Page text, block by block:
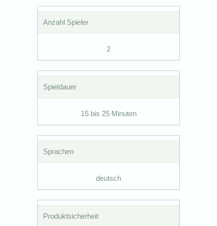
Anzahl Spieler
2
Spieldauer
15 bis 25 Minuten
Sprachen
deutsch
Produktsicherheit